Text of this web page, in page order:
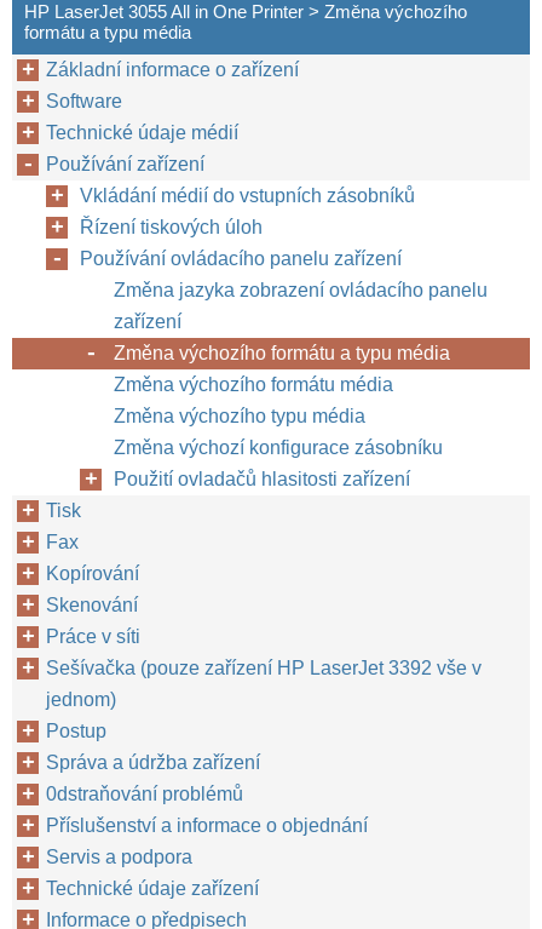
HP LaserJet 3055 All in One Printer > Změna výchozího
formátu a typu média
Základní informace o zařízení
Software
Technické údaje médií
Používání zařízení
Vkládání médií do vstupních zásobníků
Řízení tiskových úloh
Používání ovládacího panelu zařízení
Změna jazyka zobrazení ovládacího panelu
zařízení
Změna výchozího formátu a typu média
Změna výchozího formátu média
Změna výchozího typu média
Změna výchozí konfigurace zásobníku
Použití ovladačů hlasitosti zařízení
Tisk
Fax
Kopírování
Skenování
Práce v síti
Sešívačka (pouze zařízení HP LaserJet 3392 vše v
jednom)
Postup
Správa a údržba zařízení
0dstraňování problémů
Příslušenství a informace o objednání
Servis a podpora
Technické údaje zařízení
Informace o předpisech